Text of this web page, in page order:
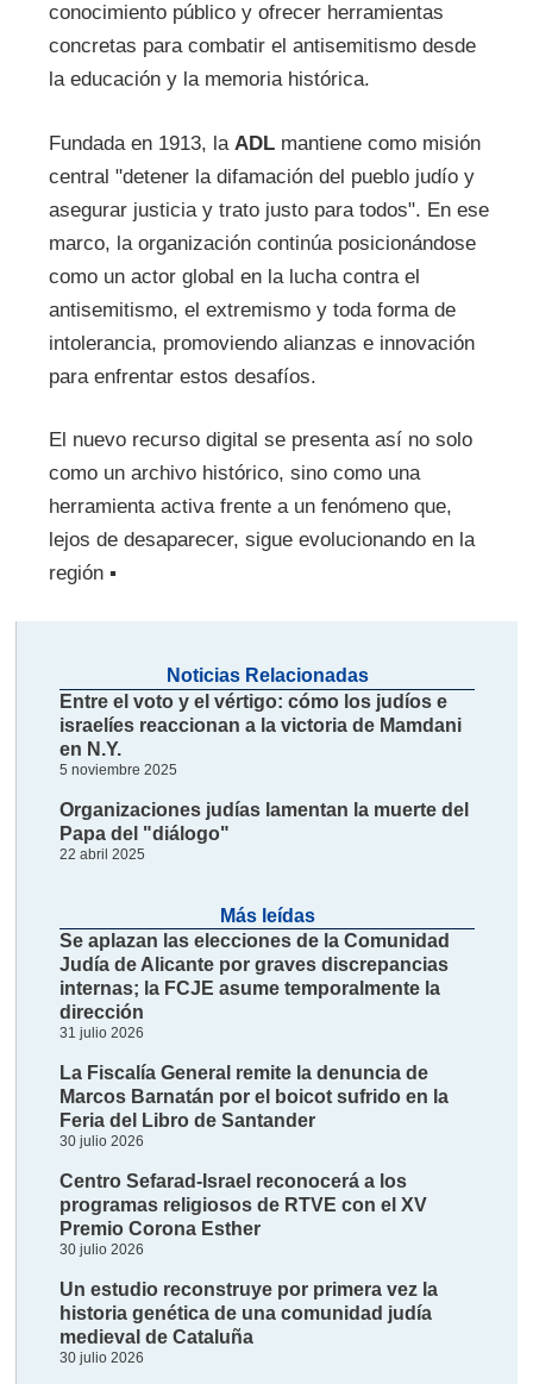
conocimiento público y ofrecer herramientas
concretas para combatir el antisemitismo desde
la educación y la memoria histórica.
Fundada en 1913, la ADL mantiene como misión
central "detener la difamación del pueblo judío y
asegurar justicia y trato justo para todos". En ese
marco, la organización continúa posicionándose
como un actor global en la lucha contra el
antisemitismo, el extremismo y toda forma de
intolerancia, promoviendo alianzas e innovación
para enfrentar estos desafíos.
El nuevo recurso digital se presenta así no solo
como un archivo histórico, sino como una
herramienta activa frente a un fenómeno que,
lejos de desaparecer, sigue evolucionando en la
región ▪
Noticias Relacionadas
Entre el voto y el vértigo: cómo los judíos e
israelíes reaccionan a la victoria de Mamdani
en N.Y.
5 noviembre 2025
Organizaciones judías lamentan la muerte del
Papa del "diálogo"
22 abril 2025
Más leídas
Se aplazan las elecciones de la Comunidad
Judía de Alicante por graves discrepancias
internas; la FCJE asume temporalmente la
dirección
31 julio 2026
La Fiscalía General remite la denuncia de
Marcos Barnatán por el boicot sufrido en la
Feria del Libro de Santander
30 julio 2026
Centro Sefarad-Israel reconocerá a los
programas religiosos de RTVE con el XV
Premio Corona Esther
30 julio 2026
Un estudio reconstruye por primera vez la
historia genética de una comunidad judía
medieval de Cataluña
30 julio 2026